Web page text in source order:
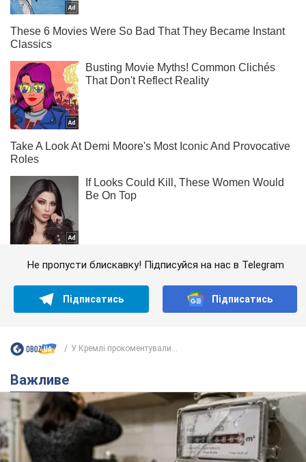
Не пропусти блискавку! Підписуйся на нас в Telegram
Підписатись Підписатись
У Кремлі прокоментували...
Важливе